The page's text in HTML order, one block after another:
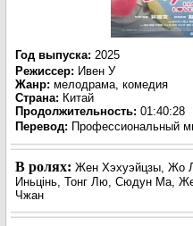
Год выпуска: 2025
Режиссер: Ивен У
Жанр: мелодрама, комедия
Страна: Китай
Продолжительность: 01:40:28
Перевод: Профессиональный
В ролях: Жен Хэхуэйцзы, Жо
Иньцінь, Тонг Лю, Сюдун Ма,
Чжан